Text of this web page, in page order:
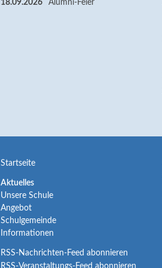
18.09.2026 Alumni-Feier
Navigation
überspringen
Startseite
Navigation
überspringen
Aktuelles
Unsere Schule
Angebot
Schulgemeinde
Informationen
RSS-Nachrichten-Feed abonnieren
RSS-Veranstaltungs-Feed abonnieren